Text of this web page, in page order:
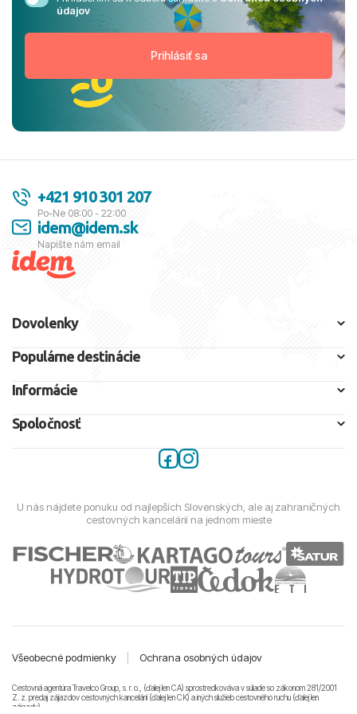
údajov
+421 910 301 207
Po-Ne 08:00 - 22:00
idem@idem.sk
Napíšte nám email
Dovolenky
Populárne destinácie
Informácie
Spoločnosť
U nás nájdete ponuku od najlepších Slovenských, ale aj zahraničných
cestovných kancelárií na jednom mieste
Všeobecné podmienky Ochrana osobných údajov
Cestovná agentúra Travelco Group, s. r. o., (ďalej len CA) sprostredkováva v súlade so zákonom 281/2001
Z. z. predaj zájazdov cestovných kancelárii (ďalej len CK) a iných služieb cestovného ruchu (ďalej len
zájazdy).